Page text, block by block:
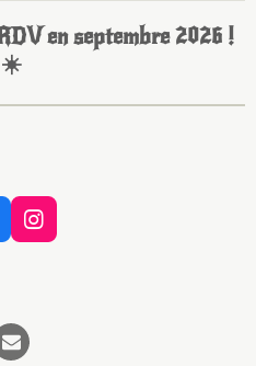
en septembre 2026 !
☀️
I
n